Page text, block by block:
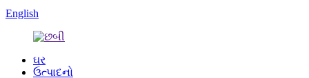
English
ઘર
ઉત્પાદનો